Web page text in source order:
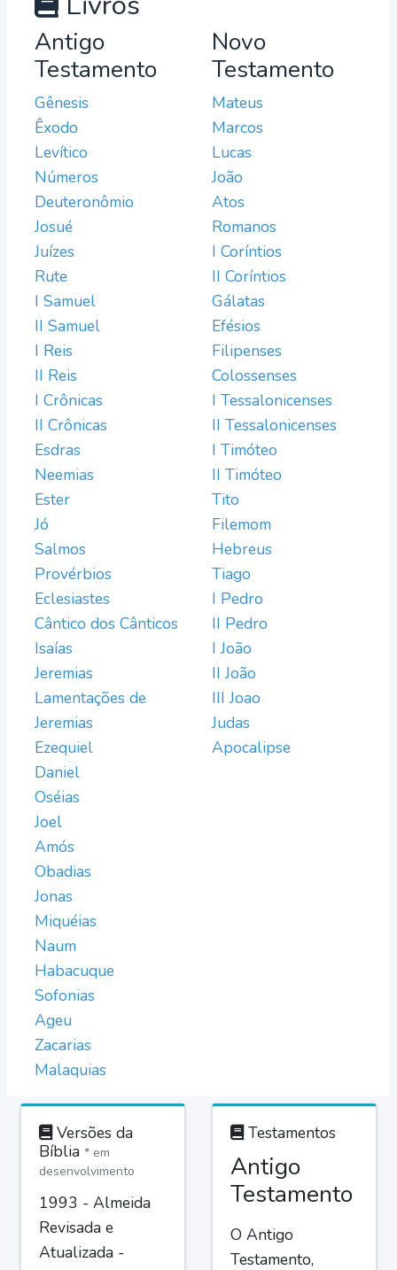
Antigo
Testamento
Gênesis
Êxodo
Levítico
Números
Deuteronômio
Josué
Juízes
Rute
I Samuel
II Samuel
I Reis
II Reis
I Crônicas
II Crônicas
Esdras
Neemias
Ester
Jó
Salmos
Provérbios
Eclesiastes
Cântico dos Cânticos
Isaías
Jeremias
Lamentações de
Jeremias
Ezequiel
Daniel
Oséias
Joel
Amós
Obadias
Jonas
Miquéias
Naum
Habacuque
Sofonias
Ageu
Zacarias
Malaquias
Novo
Testamento
Mateus
Marcos
Lucas
João
Atos
Romanos
I Coríntios
II Coríntios
Gálatas
Efésios
Filipenses
Colossenses
I Tessalonicenses
II Tessalonicenses
I Timóteo
II Timóteo
Tito
Filemom
Hebreus
Tiago
I Pedro
II Pedro
I João
II João
III Joao
Judas
Apocalipse
Versões da
Bíblia * em
desenvolvimento
1993 - Almeida
Revisada e
Atualizada -
Testamentos
Antigo
Testamento
O Antigo
Testamento,